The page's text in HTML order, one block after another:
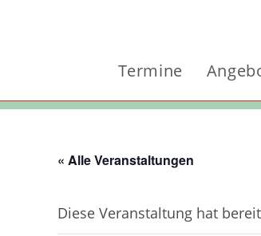
Termine
« Alle Veranstaltungen
Diese Veranstaltung hat